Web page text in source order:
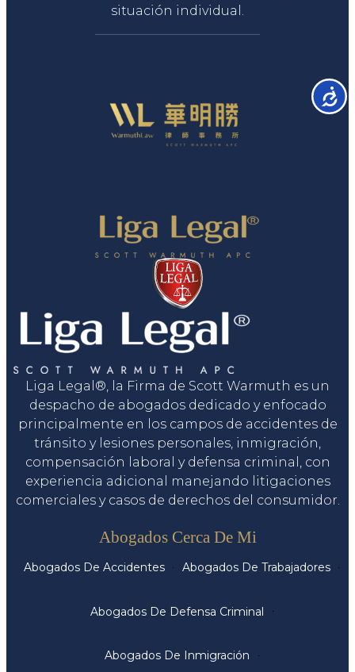
situación individual.
Liga Legal®, la Firma de Scott Warmuth es un
despacho de abogados dedicado y enfocado
principalmente en los campos de accidentes de
tránsito y lesiones personales, inmigración,
compensación laboral y defensa criminal, con
experiencia adicional manejando litigaciones
comerciales y casos de derechos del consumidor.
Abogados Cerca De Mi
Abogados De Accidentes Abogados De Trabajadores
Abogados De Defensa Criminal
Abogados De Inmigración